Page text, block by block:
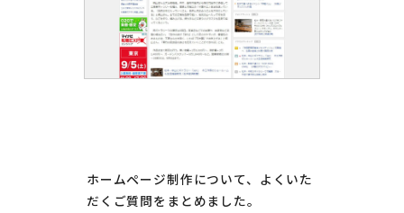
ホームページ制作について、よくいた
だくご質問をまとめました。